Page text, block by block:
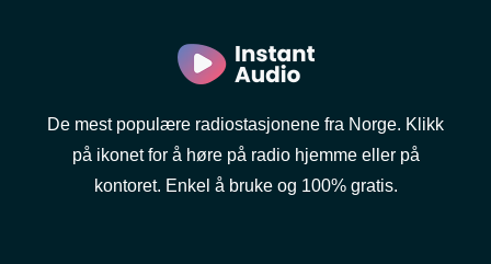
De mest populære radiostasjonene fra Norge. Klikk
på ikonet for å høre på radio hjemme eller på
kontoret. Enkel å bruke og 100% gratis.